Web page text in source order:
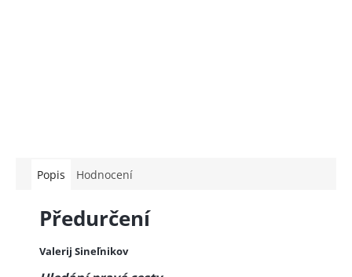
Popis Hodnocení
Předurčení
Valerij Sineľnikov